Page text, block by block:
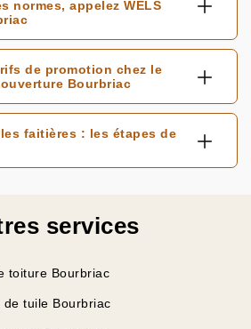
normes, appelez WELS
de promotion chez le
Bourbriac
faitières : les étapes de
services
toiture Bourbriac
de tuile Bourbriac